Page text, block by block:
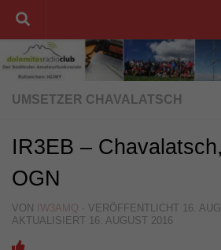
Unter dem Inhalt
UMSETZER CHAVALATSCH
IR3EB –
OGN
VON IW3AMQ · VERÖFFENTLICHT 16.
AKTUALISIERT 16. AUGUST 2016